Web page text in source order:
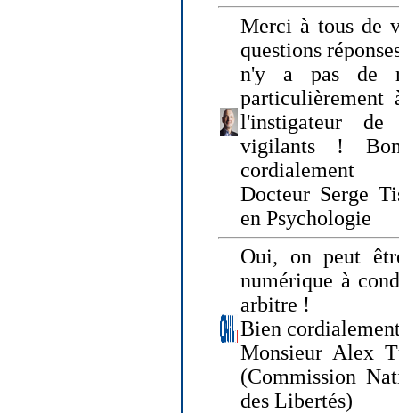
Merci à tous de
questions
n'y a pas de
l'instigateur de
vigilants !
cordialement
Docteur Serge
en Psychologie
Oui, on peut
numérique à
arbitre !
Bien
Monsieur Alex
(Commission
des Libertés)